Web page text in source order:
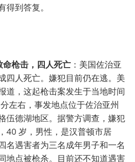
得到答复。
枪击，四人死亡 ：美国佐治亚
四人死亡。嫌犯目前仍在逃。美
道，这起枪击案发生于当地时间
左右，事发地点位于佐治亚州
伍德湖地区。据警方调查，嫌犯
40 岁，男性，是汉普顿市居
名遇害者为三名成年男子和一名
地点被枪杀。目前还不知道遇害